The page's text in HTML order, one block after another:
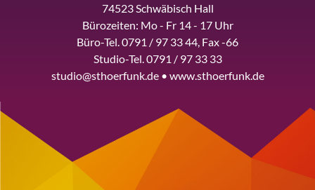
74523 Schwäbisch Hall
Bürozeiten: Mo - Fr 14 - 17 Uhr
Büro-Tel. 0791 / 97 33 44, Fax -66
Studio-Tel. 0791 / 97 33 33
studio@sthoerfunk.de • www.sthoerfunk.de